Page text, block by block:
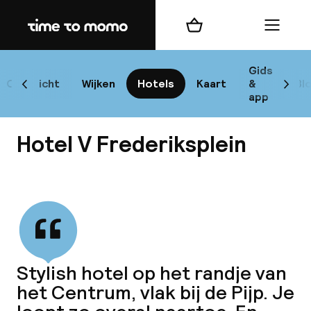
Home
Overzicht Wijken Hotels Kaart
Gids
&
app
Scroll naar links
Winkelmand Menu
Hotel V Frederiksplein
Stylish hotel op het randje van
het Centrum, vlak bij de Pijp. Je